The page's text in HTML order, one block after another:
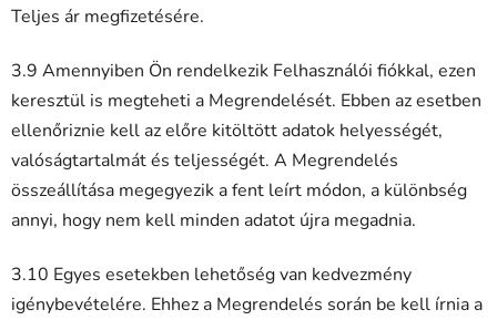
Teljes ár megfizetésére.
3.9 Amennyiben Ön rendelkezik Felhasználói fiókkal, ezen
keresztül is megteheti a Megrendelését. Ebben az esetben
ellenőriznie kell az előre kitöltött adatok helyességét,
valóságtartalmát és teljességét. A Megrendelés
összeállítása megegyezik a fent leírt módon, a különbség
annyi, hogy nem kell minden adatot újra megadnia.
3.10 Egyes esetekben lehetőség van kedvezmény
igénybevételére. Ehhez a Megrendelés során be kell írnia a